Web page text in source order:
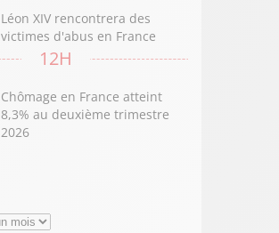
Léon XIV rencontrera des
victimes d'abus en France
12H
Chômage en France atteint
8,3% au deuxième trimestre
2026